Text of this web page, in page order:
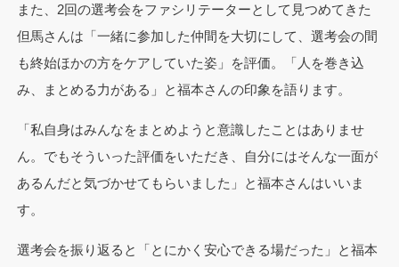
また、2回の選考会をファシリテーターとして見つめてきた
但馬さんは「一緒に参加した仲間を大切にして、選考会の間
も終始ほかの方をケアしていた姿」を評価。「人を巻き込
み、まとめる力がある」と福本さんの印象を語ります。
「私自身はみんなをまとめようと意識したことはありませ
ん。でもそういった評価をいただき、自分にはそんな一面が
あるんだと気づかせてもらいました」と福本さんはいいま
す。
選考会を振り返ると「とにかく安心できる場だった」と福本